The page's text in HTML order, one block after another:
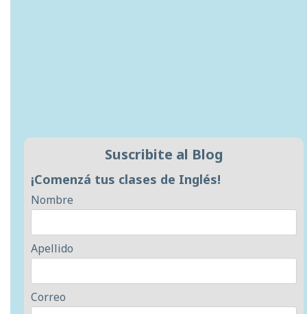
Suscribite al Blog
¡Comenzá tus clases de Inglés!
Nombre
Apellido
Correo